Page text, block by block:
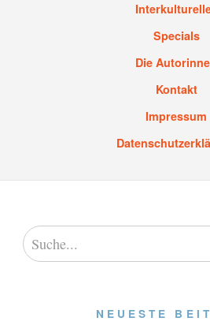
Specials
Die
Kontakt
Impressum
NEUESTE